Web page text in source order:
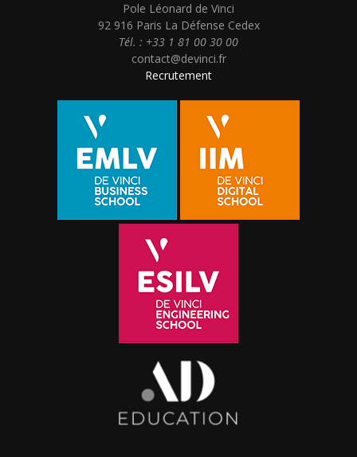
Pole Léonard de Vinci
92 916 Paris La Défense Cedex
Tél. : +33 1 81 00 30 00
contact@devinci.fr
Recrutement